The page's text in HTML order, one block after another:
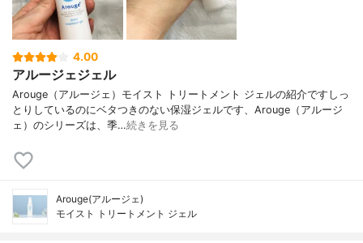
4.00
アルージェジェル
Arouge（アルージェ）モイスト トリートメント ジェルの紹介ですしっ
とりしているのにベタつきのない保湿ジェルです、Arouge（アルージ
ェ）のシリーズは、季…続きを見る
Arouge(アルージェ)
モイスト トリートメント ジェル